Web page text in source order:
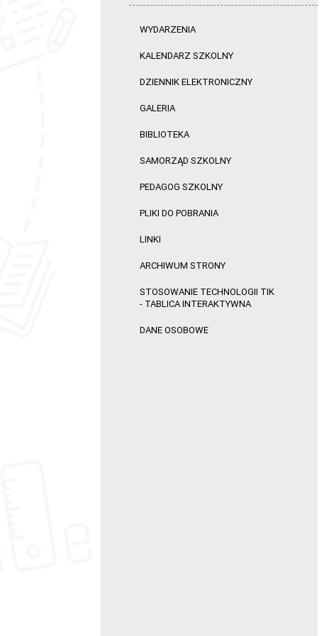
WYDARZENIA
KALENDARZ SZKOLNY
DZIENNIK ELEKTRONICZNY
GALERIA
BIBLIOTEKA
SAMORZĄD SZKOLNY
PEDAGOG SZKOLNY
PLIKI DO POBRANIA
LINKI
ARCHIWUM STRONY
STOSOWANIE TECHNOLOGII TIK
- TABLICA INTERAKTYWNA
DANE OSOBOWE